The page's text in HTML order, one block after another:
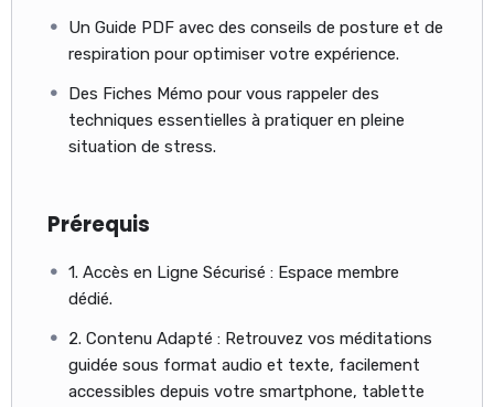
Un Guide PDF avec des conseils de posture et de
respiration pour optimiser votre expérience.
Des Fiches Mémo pour vous rappeler des
techniques essentielles à pratiquer en pleine
situation de stress.
Prérequis
1. Accès en Ligne Sécurisé : Espace membre
dédié.
2. Contenu Adapté : Retrouvez vos méditations
guidée sous format audio et texte, facilement
accessibles depuis votre smartphone, tablette